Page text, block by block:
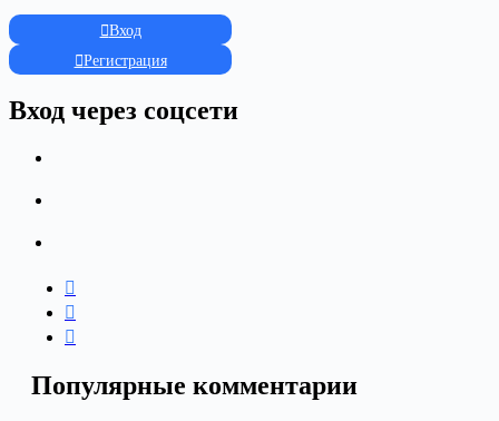
Вход
Регистрация
Вход через соцсети
Популярные комментарии